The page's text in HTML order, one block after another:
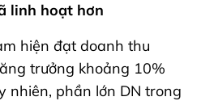
linh hoạt hơn
hiện đạt doanh thu
trưởng khoảng 10%
nhiên, phần lớn DN trong